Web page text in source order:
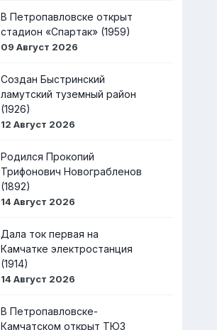
В Петропавловске открыт
стадион «Спартак» (1959)
09 Август 2026
Создан Быстринский
ламутский туземный район
(1926)
12 Август 2026
Родился Прокопий
Трифонович Новограбленов
(1892)
14 Август 2026
Дала ток первая на
Камчатке электростанция
(1914)
14 Август 2026
В Петропавловске-
Камчатском открыт ТЮЗ